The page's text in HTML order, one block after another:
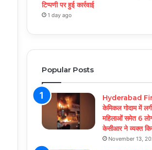
टिप्पणी पर हुई कार्रवाई
1 day ago
Popular Posts
Hyderabad
केमिकल गोदाम में
महिलाओं समेत 6
केसीआर ने व्यक्त
November 13,